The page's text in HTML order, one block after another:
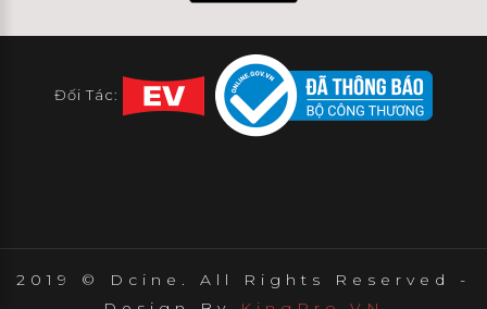
Đối Tác:
2019 © Dcine. All Rights Reserved -